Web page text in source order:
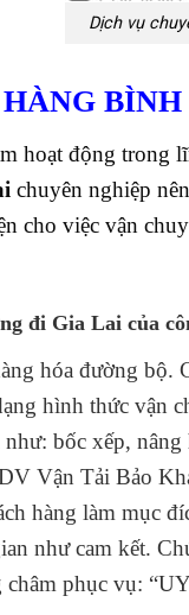
Dịch vụ
hoạt động trong
chuyên nghiệp
cho việc vận
đi Gia Lai của
hóa đường bộ.
hình thức vận
bốc xếp,
Vận Tải Bảo
hàng làm mục
như cam kết.
châm phục vụ: